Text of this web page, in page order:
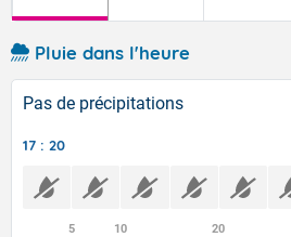
Pluie dans l'heure
Pas de précipitations
17 : 20
5
10
20